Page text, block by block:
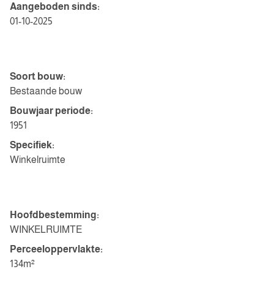
Aangeboden sinds:
01-10-2025
Soort bouw:
Bestaande bouw
Bouwjaar periode:
1951
Specifiek:
Winkelruimte
Hoofdbestemming:
WINKELRUIMTE
Perceeloppervlakte:
134m²